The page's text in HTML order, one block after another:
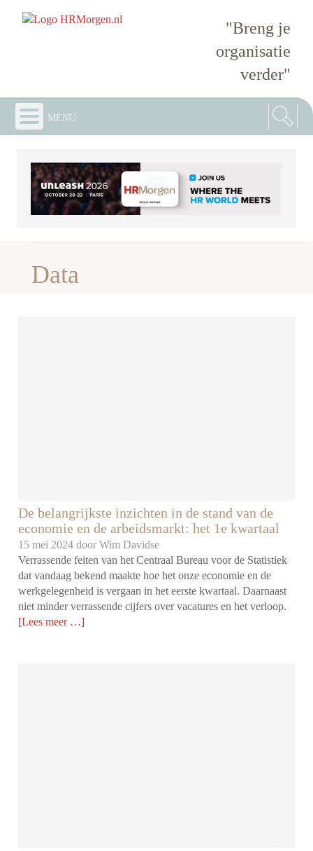
"Breng je
organisatie
verder"
menu
Data
De belangrijkste inzichten in de stand van de
economie en de arbeidsmarkt: het 1e kwartaal
15 mei 2024 doorWim Davidse
Verrassende feiten van het Centraal Bureau voor de Statistiek
dat vandaag bekend maakte hoe het onze economie en de
werkgelegenheid is vergaan in het eerste kwartaal. Daarnaast
niet minder verrassende cijfers over vacatures en het verloop.
[Lees meer …]